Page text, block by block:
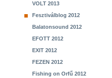
VOLT 2013
Fesztiválblog 2012
Balatonsound 2012
EFOTT 2012
EXIT 2012
FEZEN 2012
Fishing on Orfű 2012